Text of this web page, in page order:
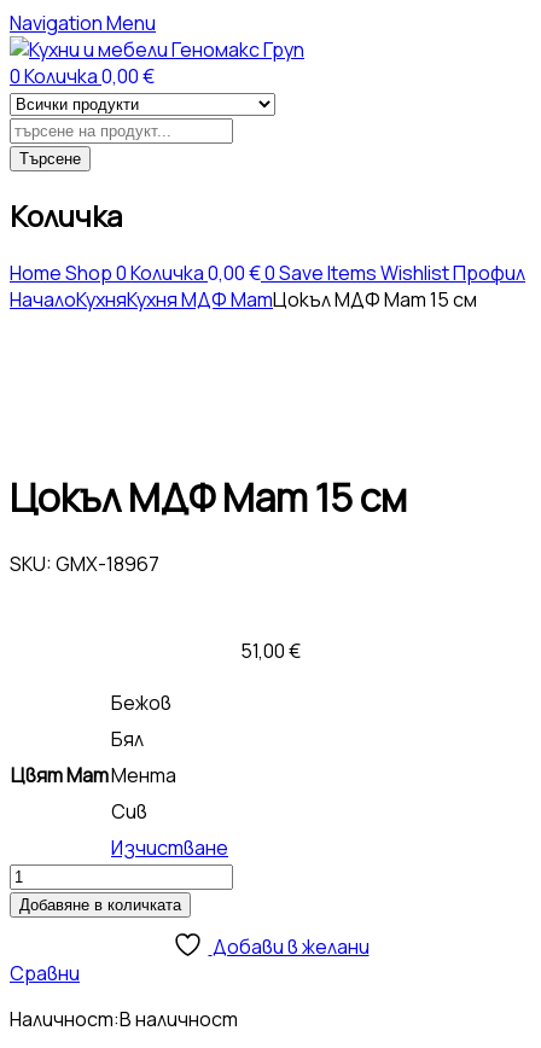
NavigationMenu
0Количка0,00€
Products
search
Търсене
Количка
HomeShop0Количка0,00€0Save ItemsWishlistПрофил
НачалоКухняКухня МДФ МатЦокъл МДФ Мат 15 см
Цокъл МДФ Мат 15 см
SKU:GMX-18967
51,00€
Цвят Мат
Бежов
Бял
Мента
Сив
Изчистване
количество
за
Цокъл
Мат
15
см
Добавяне в количката
Добави в желани
Сравни
Наличност:В наличност